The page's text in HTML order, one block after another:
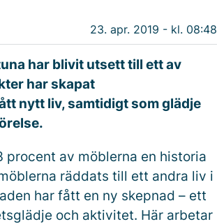
23. apr. 2019 - kl. 08:48
har blivit utsett till ett av
har skapat
nytt liv, samtidigt som glädje
procent av möblerna en historia
räddats till ett andra liv i
har fått en ny skepnad – ett
och aktivitet. Här arbetar